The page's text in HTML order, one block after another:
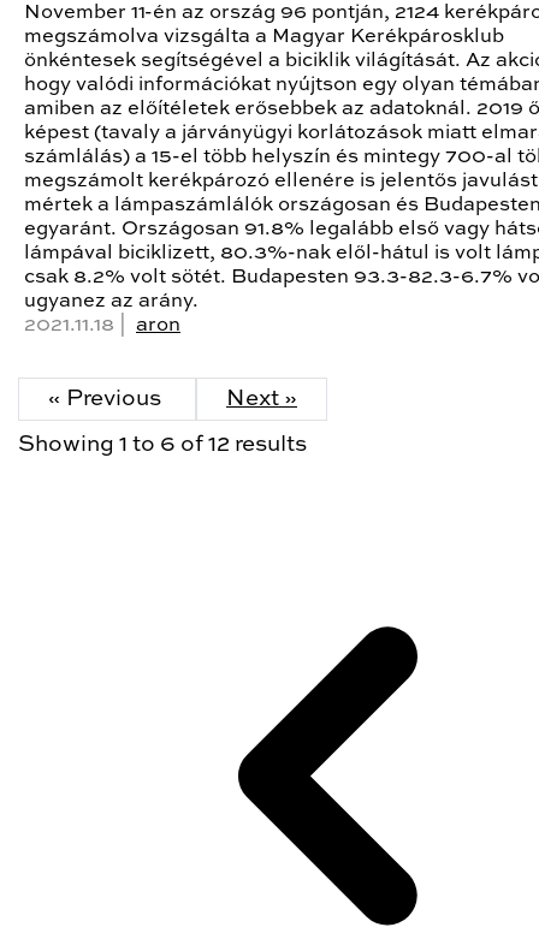
November 11-én az ország 96 pontján, 2124
megszámolva vizsgálta a Magyar Kerékpárosklub
önkéntesek segítségével a biciklik világítását. Az
hogy valódi információkat nyújtson egy olyan
amiben az előítéletek erősebbek az adatoknál. 2019
képest (tavaly a járványügyi korlátozások miatt
számlálás) a 15-el több helyszín és mintegy 700-al
megszámolt kerékpározó ellenére is jelentős javulást
mértek a lámpaszámlálók országosan és
egyaránt. Országosan 91.8% legalább első vagy
lámpával biciklizett, 80.3%-nak elől-hátul is volt
csak 8.2% volt sötét. Budapesten 93.3-82.3-6.7%
ugyanez az arány.
2021.11.18 | aron
« Previous Next »
Showing 1 to 6 of 12 results